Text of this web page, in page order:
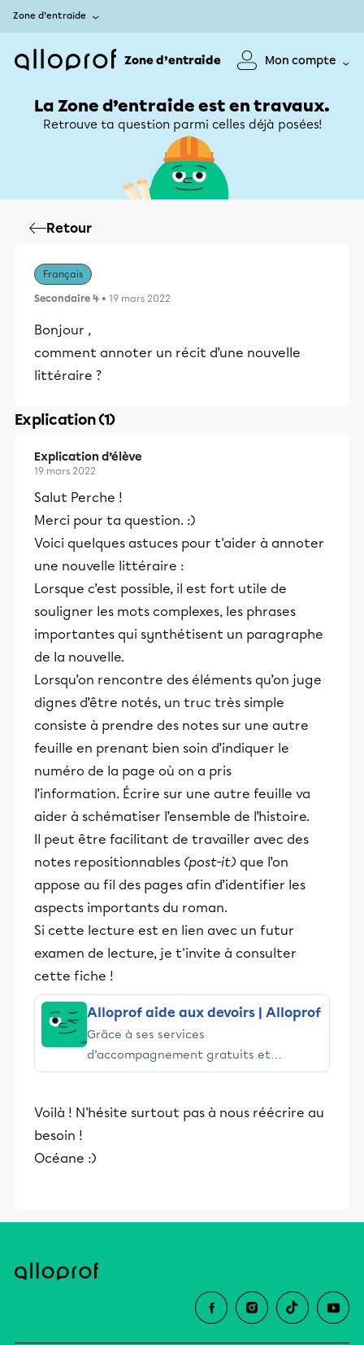
Zone d’entraide
Zone d’entraide Mon compte
La Zone d’entraide est en travaux.
Retrouve ta question parmi celles déjà posées!
Retour
Français
Secondaire 4 • 19 mars 2022
Bonjour ,
comment annoter un récit d’une nouvelle
littéraire ?
Explication (1)
Explication d’élève
19 mars 2022
Salut Perche !
Merci pour ta question. :)
Voici quelques astuces pour t'aider à annoter
une nouvelle littéraire :
Lorsque c’est possible, il est fort utile de
souligner les mots complexes, les phrases
importantes qui synthétisent un paragraphe
de la nouvelle.
Lorsqu’on rencontre des éléments qu’on juge
dignes d’être notés, un truc très simple
consiste à prendre des notes sur une autre
feuille en prenant bien soin d’indiquer le
numéro de la page où on a pris
l’information. Écrire sur une autre feuille va
aider à schématiser l’ensemble de l’histoire.
Il peut être facilitant de travailler avec des
notes repositionnables (post-it) que l’on
appose au fil des pages afin d’identifier les
aspects importants du roman.
Si cette lecture est en lien avec un futur
examen de lecture, je t'invite à consulter
cette fiche !
Alloprof aide aux devoirs | Alloprof
Grâce à ses services
d’accompagnement gratuits et
stimulants, Alloprof engage les élèves
éducative.
Voilà ! N'hésite surtout pas à nous réécrire au
besoin !
Océane :)